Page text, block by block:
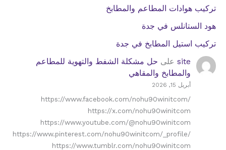
تركيب هوادات المطاعم والمطابخ
هود الستانلس في جدة
تركيب استيل المطابخ في جدة
site على حل مشكلة الشفط والتهوية للمطاعم
والمطابخ والمقاهي
أبريل 15, 2026
https://www.facebook.com/nohu90winitcom/
https://x.com/nohu90winitcom
https://www.youtube.com/@nohu90winitcom
https://www.pinterest.com/nohu90winitcom/_profile/
https://www.tumblr.com/nohu90winitcom